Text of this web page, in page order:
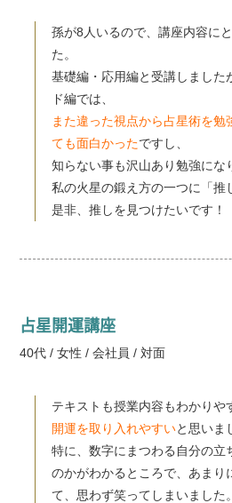
孫が8人いるので、講座内容に
た。
基礎編・応用編と受講しました
ド編では、
また違った視点から占星術を勉
ても面白かったですし、
知らない事も沢山あり勉強にな
私の火星の鍛え方の一つに「推
是非、推しを見つけたいです！
占星開運講座
40代 / 女性 / 会社員 / 対面
テキストも授業内容もわかりや
開運を取り入れやすいと思いま
特に、数字にまつわる自分の立
のかがわかるところで、あまり
て、思わず笑ってしまいました。